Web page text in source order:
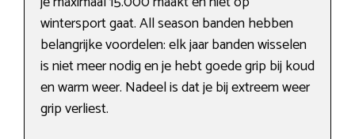
wintersport gaat. All season banden hebben
belangrijke voordelen: elk jaar banden wisselen
is niet meer nodig en je hebt goede grip bij koud
en warm weer. Nadeel is dat je bij extreem weer
grip verliest.